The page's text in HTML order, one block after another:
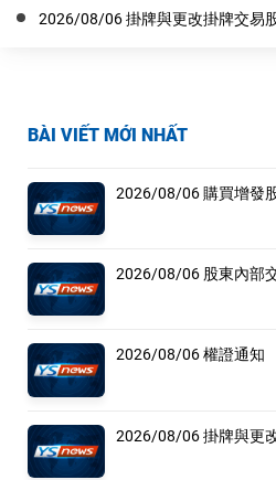
BÀI VIẾT MỚI NHẤT
2026/08/06 購買增發
2026/08/06 股東內部
2026/08/06 權證通知
2026/08/06 掛牌與更
2026/08/06 掛牌與更改掛牌交易